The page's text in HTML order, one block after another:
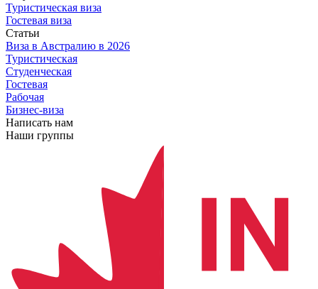
Туристическая виза
Гостевая виза
Статьи
Виза в Австралию в 2026
Туристическая
Студенческая
Гостевая
Рабочая
Бизнес-виза
Написать нам
Наши группы